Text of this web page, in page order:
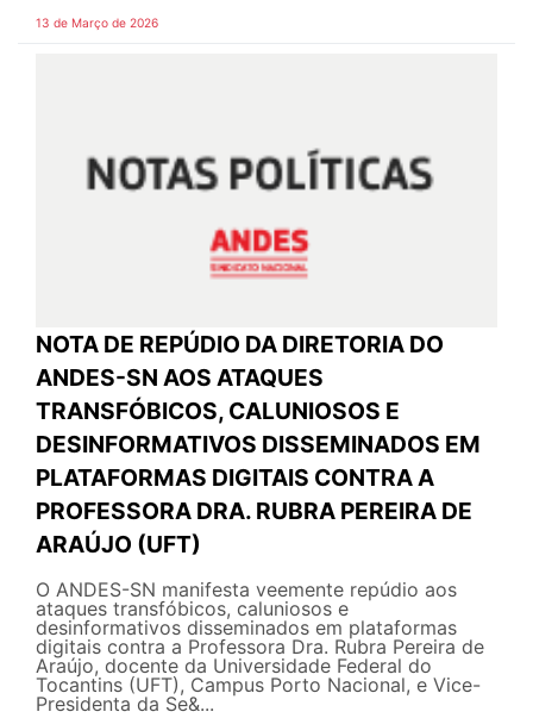
13 de Março de 2026
NOTA DE REPÚDIO DA DIRETORIA DO
ANDES-SN AOS ATAQUES
TRANSFÓBICOS, CALUNIOSOS E
DESINFORMATIVOS DISSEMINADOS EM
PLATAFORMAS DIGITAIS CONTRA A
PROFESSORA DRA. RUBRA PEREIRA DE
ARAÚJO (UFT)
O ANDES-SN manifesta veemente repúdio aos
ataques transfóbicos, caluniosos e
desinformativos disseminados em plataformas
digitais contra a Professora Dra. Rubra Pereira de
Araújo, docente da Universidade Federal do
Tocantins (UFT), Campus Porto Nacional, e Vice-
Presidenta da Se&...